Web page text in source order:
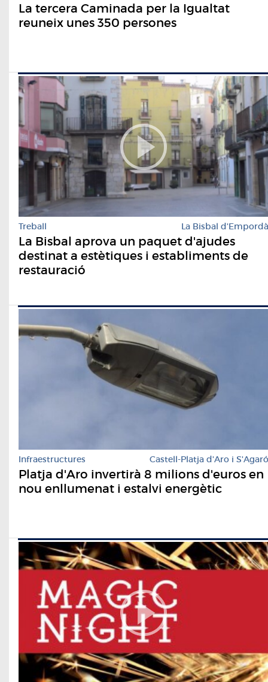
La tercera Caminada per la Igualtat
reuneix unes 350 persones
Treball La Bisbal d'Empordà
La Bisbal aprova un paquet d'ajudes
destinat a estètiques i establiments de
restauració
Infraestructures Castell-Platja d'Aro i S'Agaró
Platja d'Aro invertirà 8 milions d'euros en
nou enllumenat i estalvi energètic